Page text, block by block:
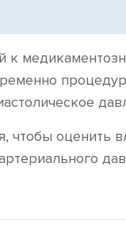
к
чтобы оценить